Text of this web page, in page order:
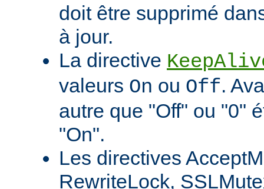
doit être supprimé
à jour.
La directive
valeurs On ou Off.
autre que "Off" ou "0"
"On".
Les directives
RewriteLock,